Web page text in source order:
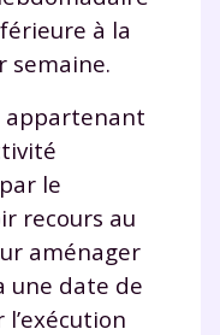
à la
semaine.
appartenant
le
recours au
aménager
une date de